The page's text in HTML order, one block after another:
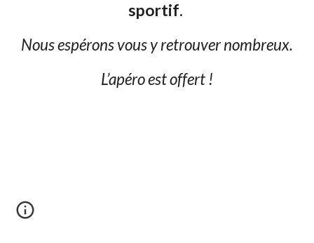
sportif.
Nous espérons vous y retrouver nombreux.
L’apéro est offert !